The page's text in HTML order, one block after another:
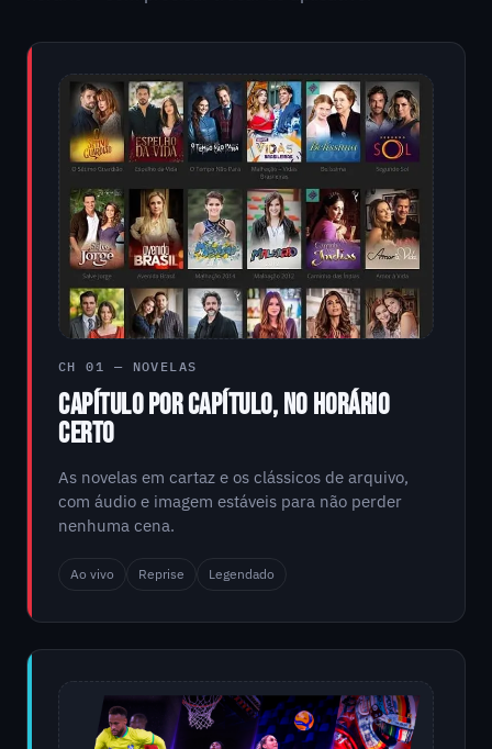
CH 01 — NOVELAS
CAPÍTULO POR CAPÍTULO, NO HORÁRIO
CERTO
As novelas em cartaz e os clássicos de arquivo,
com áudio e imagem estáveis para não perder
nenhuma cena.
Ao vivo Reprise Legendado